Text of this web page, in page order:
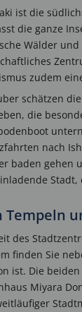
ist die
die ganze
Wälder und
zudem
schätzen
die
nach
baden gehen
Tempeln
des
finden Sie
ist. Die
Miyara